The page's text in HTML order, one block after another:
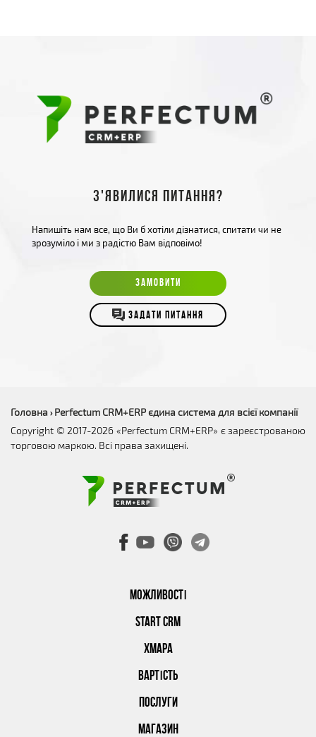
З'явилися питання?
Напишіть нам все, що Ви б хотіли дізнатися, спитати чи не
зрозуміло і ми з радістю Вам відповімо!
ЗАМОВИТИ
ЗАДАТИ ПИТАННЯ
МОЖЛИВОСТІ
START CRM
ХМАРА
ВАРТІСТЬ
ПОСЛУГИ
МАГАЗИН
Головна › Perfectum CRM+ERP єдина система для всієї компанії
Copyright © 2017-2026 «Perfectum CRM+ERP» є зареєстрованою
торговою маркою. Всі права захищені.